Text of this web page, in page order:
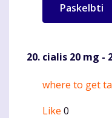
cialis 20 mg -
Komentaras
where to get
Like 0